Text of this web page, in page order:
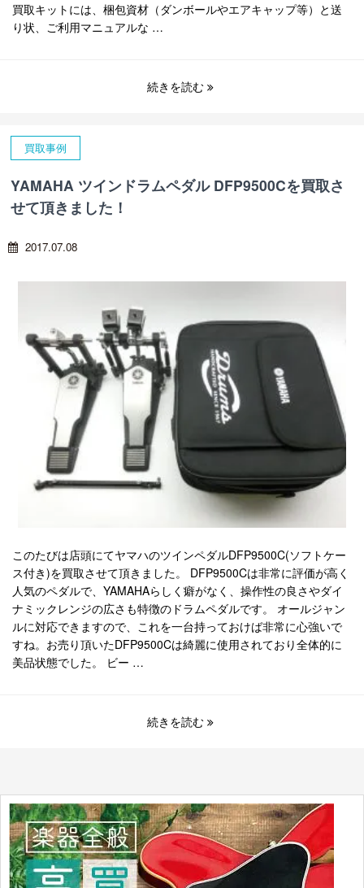
買取キットには、梱包資材（ダンボールやエアキャップ等）と送
り状、ご利用マニュアルな …
続きを読む
買取事例
YAMAHA ツインドラムペダル DFP9500Cを買取さ
せて頂きました！
2017.07.08
このたびは店頭にてヤマハのツインペダルDFP9500C(ソフトケー
ス付き)を買取させて頂きました。 DFP9500Cは非常に評価が高く
人気のペダルで、YAMAHAらしく癖がなく、操作性の良さやダイ
ナミックレンジの広さも特徴のドラムペダルです。 オールジャン
ルに対応できますので、これを一台持っておけば非常に心強いで
すね。お売り頂いたDFP9500Cは綺麗に使用されており全体的に
美品状態でした。 ビー …
続きを読む